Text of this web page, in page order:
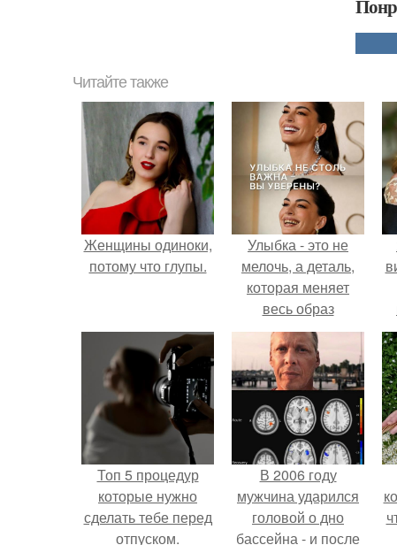
Читайте также
Женщины одиноки,
потому что глупы.
Улыбка - это не
мелочь, а деталь,
которая меняет
весь образ
человека.
Топ 5 процедур
которые нужно
сделать тебе перед
отпуском.
В 2006 году
мужчина ударился
головой о дно
бассейна - и после